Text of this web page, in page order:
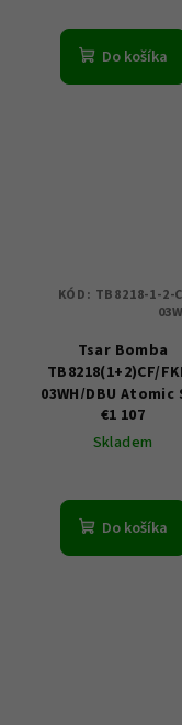
Do košíka
Tsar Bomba
TB8218(1+2)CF/
03WH/DBU Atomic
45mm 10ATM
€1 107
Skladem
Do košíka
KÓD: TB8218-1-2-